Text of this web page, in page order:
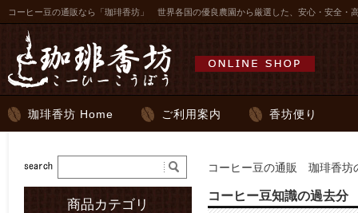
コーヒー豆の通販なら「珈琲香坊」 世界各国の優良農園から厳選した、安心・安全・
珈琲香坊 Home ご利用案内 香坊便り
コーヒー豆の通販 珈琲香坊
コーヒー豆知識の過去分
商品カテゴリ